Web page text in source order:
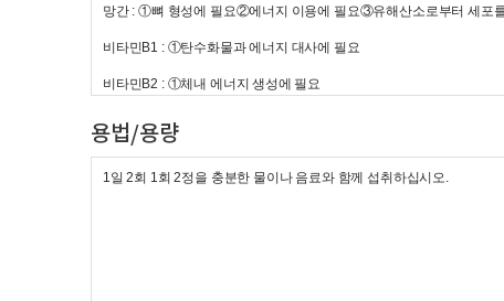
자라분말
건조효모
L-글루타민
L-시스틴
망간 : ①뼈 형성에 필요②에너지 이용에 필요③유해산소로부터 세포
비타민B1 : ①탄수화물과 에너지 대사에 필요
비타민B2 : ①체내 에너지 생성에 필요
용법/용량
1일 2회 1회 2정을 충분한 물이나 음료와 함께 섭취하십시오.